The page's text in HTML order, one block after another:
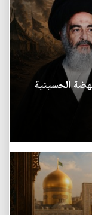
الحسينية